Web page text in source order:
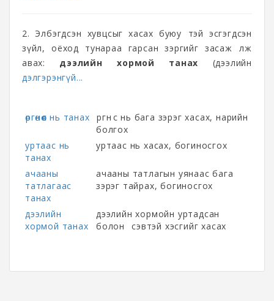
2. Элбэгдсэн хувцсыг хасах буюу өөтэй эсгэгдсэн
зүйл, оёход тунараа гарсан зэргийг засаж өөлж
авах:
дээлийн хормой танах (дээлийн
дэлгэрэнгүй...
өргөнөөс нь танах
өргөнөөс нь бага зэрэг хасах, нарийн
болгох
уртаас нь
танах
уртаас нь хасах, богиносгох
ачааны
татлагаас
танах
ачааны татлагын уянаас бага
зэрэг тайрах, богиносгох
дээлийн
хормой танах
дээлийн хормойн уртадсан
болон өө сэвтэй хэсгийг хасах